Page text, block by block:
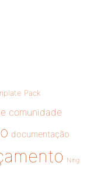
Pack
comunidade
documentação
Ning